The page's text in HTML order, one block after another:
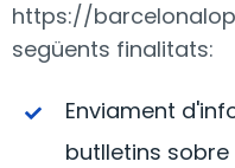
https://
següents finalitats:
Enviament
butlletins